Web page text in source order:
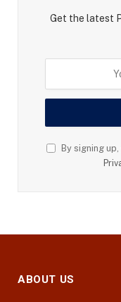
Get the latest
By signing
ABOUT US